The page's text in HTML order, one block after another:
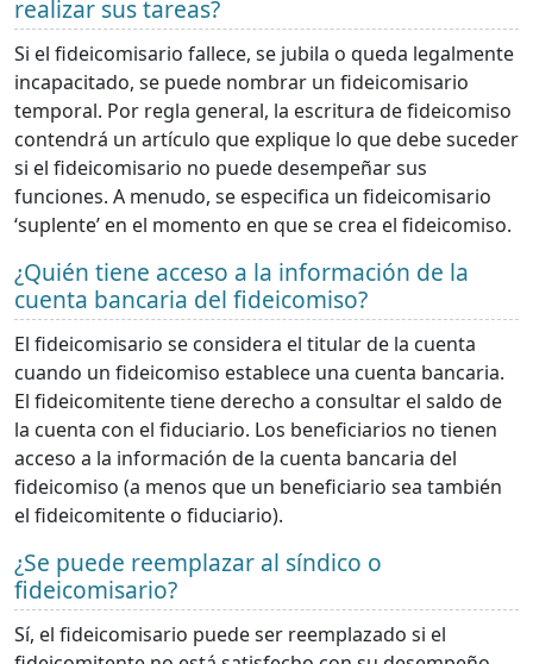
realizar sus tareas?
Si el fideicomisario fallece, se jubila o queda legalmente
incapacitado, se puede nombrar un fideicomisario
temporal. Por regla general, la escritura de fideicomiso
contendrá un artículo que explique lo que debe suceder
si el fideicomisario no puede desempeñar sus
funciones. A menudo, se especifica un fideicomisario
‘suplente’ en el momento en que se crea el fideicomiso.
¿Quién tiene acceso a la información de la
cuenta bancaria del fideicomiso?
El fideicomisario se considera el titular de la cuenta
cuando un fideicomiso establece una cuenta bancaria.
El fideicomitente tiene derecho a consultar el saldo de
la cuenta con el fiduciario. Los beneficiarios no tienen
acceso a la información de la cuenta bancaria del
fideicomiso (a menos que un beneficiario sea también
el fideicomitente o fiduciario).
¿Se puede reemplazar al síndico o
fideicomisario?
Sí, el fideicomisario puede ser reemplazado si el